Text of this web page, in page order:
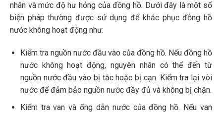
nhân và mức độ hư hỏng của đồng hồ. Dưới đây là một số
biện pháp thường được sử dụng để khắc phục đồng hồ
nước không hoạt động như:
Kiểm tra nguồn nước đầu vào của đồng hồ. Nếu đồng hồ
nước không hoạt động, nguyên nhân có thể đến từ
nguồn nước đầu vào bị tắc hoặc bị cạn. Kiểm tra lại vòi
nước để đảm bảo nguồn nước đầy đủ và không bị chặn.
Kiểm tra van và ống dẫn nước của đồng hồ. Nếu van